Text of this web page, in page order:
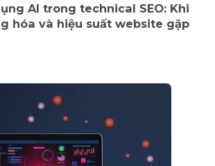
AI trong technical SEO: Khi
hóa và hiệu suất website gặp